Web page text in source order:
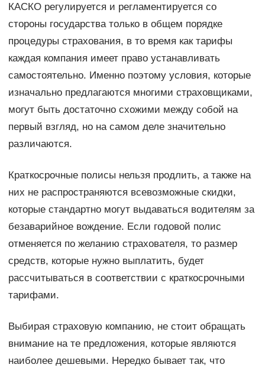
КАСКО регулируется и регламентируется со
стороны государства только в общем порядке
процедуры страхования, в то время как тарифы
каждая компания имеет право устанавливать
самостоятельно. Именно поэтому условия, которые
изначально предлагаются многими страховщиками,
могут быть достаточно схожими между собой на
первый взгляд, но на самом деле значительно
различаются.
Краткосрочные полисы нельзя продлить, а также на
них не распространяются всевозможные скидки,
которые стандартно могут выдаваться водителям за
безаварийное вождение. Если годовой полис
отменяется по желанию страхователя, то размер
средств, которые нужно выплатить, будет
рассчитываться в соответствии с краткосрочными
тарифами.
Выбирая страховую компанию, не стоит обращать
внимание на те предложения, которые являются
наиболее дешевыми. Нередко бывает так, что